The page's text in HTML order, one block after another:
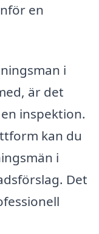
en
i
är det
inspektion.
kan du
i
Det